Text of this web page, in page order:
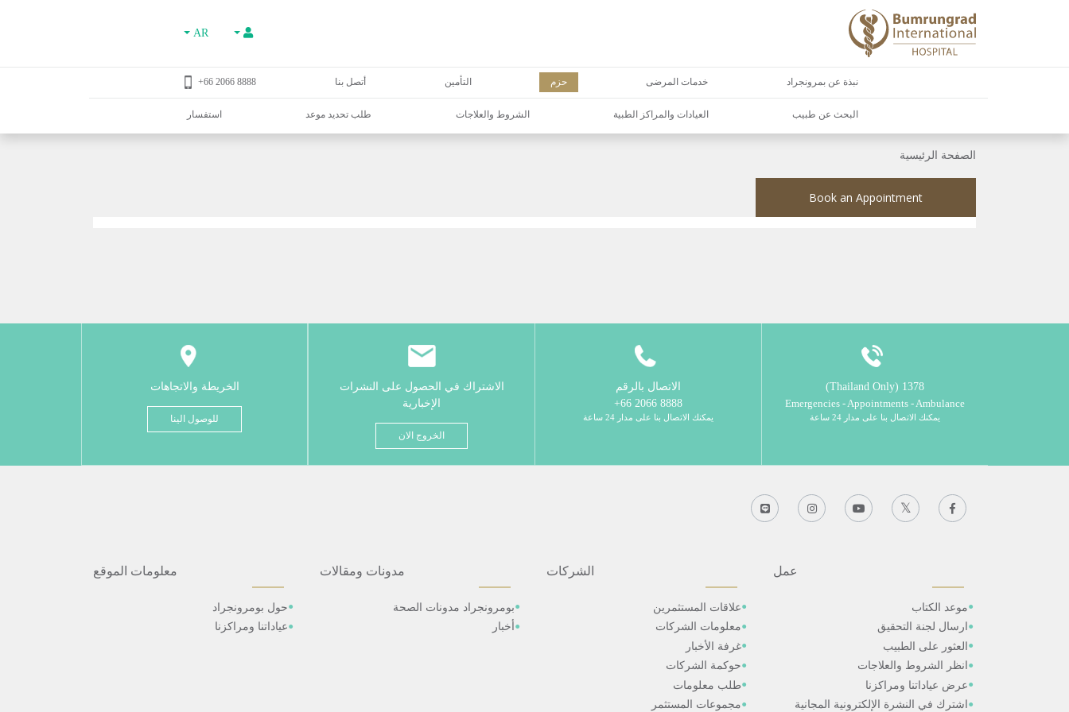
AR
نبذة عن بمرونجراد خدمات المرضى حزم التأمين أتصل بنا 8888 2066 66+
البحث عن طبيب العيادات والمراكز الطبية الشروط والعلاجات طلب تحديد موعد استفسار
الصفحة الرئيسية
Book an Appointment
1378 (Thailand Only)
Emergencies - Appointments - Ambulance
يمكنك الاتصال بنا على مدار 24 ساعة
الاتصال بالرقم
8888 2066 66+
يمكنك الاتصال بنا على مدار 24 ساعة
الاشتراك في الحصول على النشرات
الإخبارية
الخروج الان
الخريطة والاتجاهات
للوصول الينا
عمل
موعد الكتاب
ارسال لجنة التحقيق
العثور على الطبيب
انظر الشروط والعلاجات
عرض عياداتنا ومراكزنا
اشترك في النشرة الإلكترونية المجانية
الشركات
علاقات المستثمرين
معلومات الشركات
غرفة الأخبار
حوكمة الشركات
طلب معلومات
مجموعات المستثمر
مدونات ومقالات
بومرونجراد مدونات الصحة
أخبار
معلومات الموقع
حول بومرونجراد
عياداتنا ومراكزنا